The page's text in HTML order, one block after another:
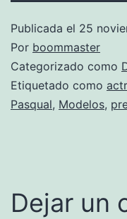
Publicada el 25
Por boommaster
Categorizado como
Etiquetado como
Pasqual, Modelos,
Dejar un